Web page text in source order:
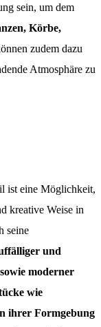
sein, um dem
Körbe,
zudem dazu
Atmosphäre zu
ist eine Möglichkeit,
kreative Weise in
seine
und
moderner
wie
ihrer Formgebung